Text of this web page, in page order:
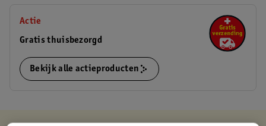
Actie
Gratis thuisbezorgd
Bekijk alle actieproducten